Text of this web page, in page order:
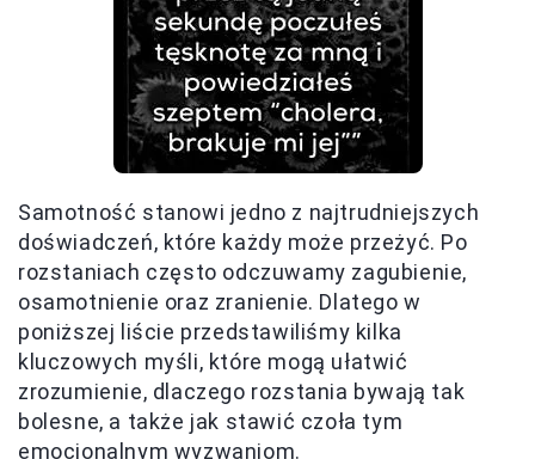
Samotność stanowi jedno z najtrudniejszych
doświadczeń, które każdy może przeżyć. Po
rozstaniach często odczuwamy zagubienie,
osamotnienie oraz zranienie. Dlatego w
poniższej liście przedstawiliśmy kilka
kluczowych myśli, które mogą ułatwić
zrozumienie, dlaczego rozstania bywają tak
bolesne, a także jak stawić czoła tym
emocjonalnym wyzwaniom.